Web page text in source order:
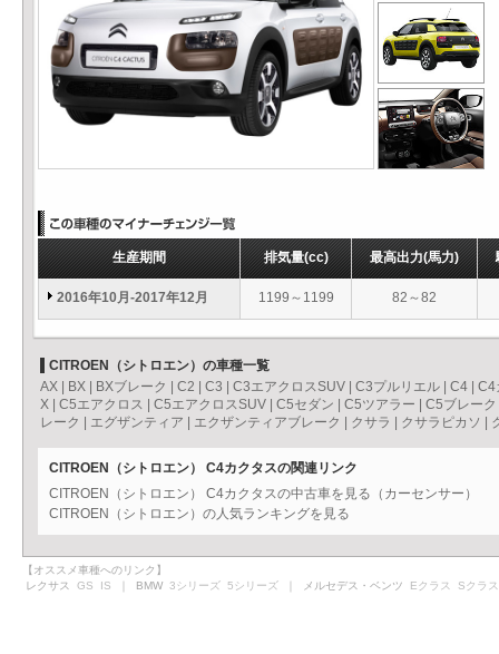
生産期間 排気量(cc) 最高出力(馬力)
2016年10月-2017年12月 1199～1199 82～82
CITROEN（シトロエン）の車種一覧
AX
BX BXブレーク C2 C3 C3エアクロスSUV C3プルリエル C4
C4
X
C5エアクロス C5エアクロスSUV C5セダン C5ツアラー C5ブレーク
レーク
エグザンティア エクザンティアブレーク クサラ クサラピカソ
CITROEN（シトロエン） C4カクタスの関連リンク
CITROEN（シトロエン） C4カクタスの中古車を見る（カーセンサー）
CITROEN（シトロエン）の人気ランキングを見る
【オススメ車種へのリンク】
レクサス GS IS ｜ BMW 3シリーズ 5シリーズ ｜ メルセデス・ベンツ Eクラス Sクラス